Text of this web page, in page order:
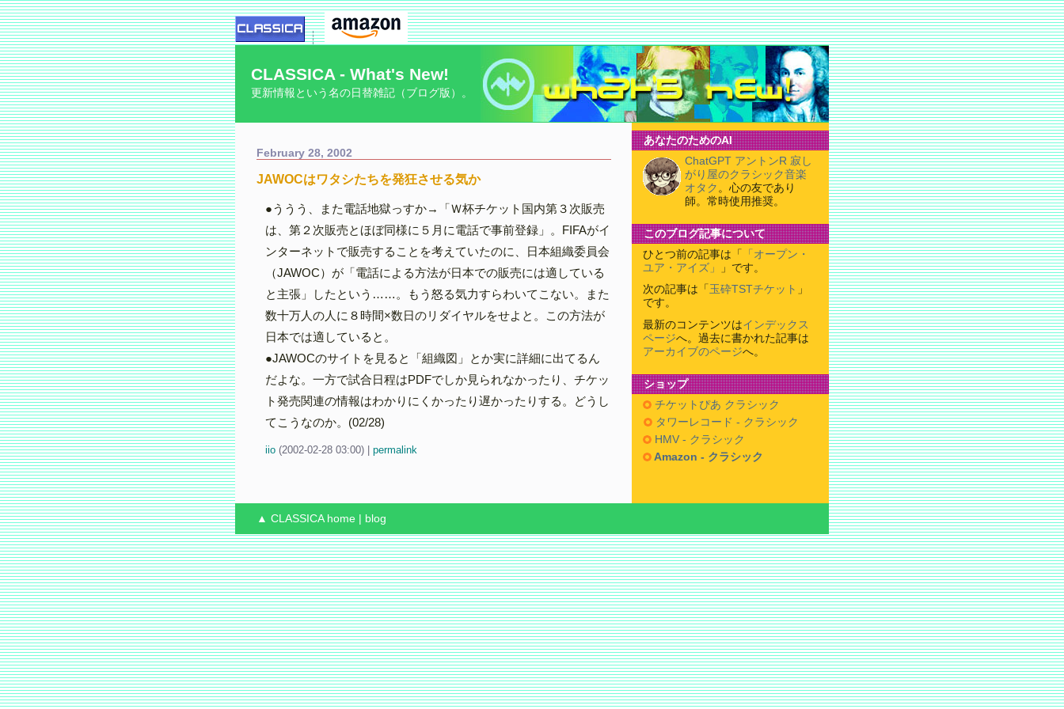
CLASSICA - What's New!
更新情報という名の日替雑記（ブログ版）。
February 28, 2002
JAWOCはワタシたちを発狂させる気か
●ううう、また電話地獄っすか→「Ｗ杯チケット国内第３次販売
は、第２次販売とほぼ同様に５月に電話で事前登録」。FIFAがイ
ンターネットで販売することを考えていたのに、日本組織委員会
（JAWOC）が「電話による方法が日本での販売には適している
と主張」したという……。もう怒る気力すらわいてこない。また
数十万人の人に８時間×数日のリダイヤルをせよと。この方法が
日本では適していると。
●JAWOCのサイトを見ると「組織図」とか実に詳細に出てるん
だよな。一方で試合日程はPDFでしか見られなかったり、チケッ
ト発売関連の情報はわかりにくかったり遅かったりする。どうし
てこうなのか。(02/28)
iio (2002-02-28 03:00) | permalink
あなたのためのAI
ChatGPT アントンR 寂し
がり屋のクラシック音楽
オタク 。心の友であり
師。常時使用推奨。
このブログ記事について
ひとつ前の記事は「
「オープン・
ユア・アイズ」
」です。
次の記事は「 玉砕TSTチケット 」
です。
最新のコンテンツはインデックス
ページへ。過去に書かれた記事は
アーカイブのページへ。
ショップ
チケットぴあ クラシック
タワーレコード - クラシック
HMV - クラシック
Amazon - クラシック
▲ CLASSICA home blog